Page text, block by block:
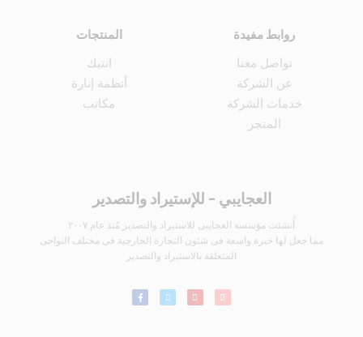
المنتجات
انتيك
أنظمة إنارة
مكاتب
روابط مفيدة
تواصل معنا
عن الشركة
خدمات الشركة
المتجر
العجايبي - للإستيراد والتصدير
أُنشئت مؤسسة العجايبى للاستيراد والتصدير مُنذ عام ٢٠٠٧
مما جعل لها خبرة واسعة فى شئون التجارة الخارجية فى مختلف النواحى
المتعلقة بالاستيراد والتصدير